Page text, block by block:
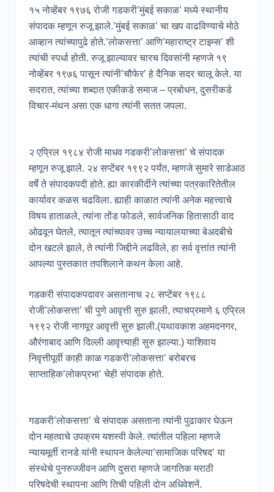
१५ नोव्हेंबर १९७६ रोजी गडकरी’मुंबई सकाळ’ मध्ये स्थानीय
संपादक म्हणून रुजू झाले.’मुंबई सकाळ’ चा खप वाढविण्याचे मोठे
आव्हान त्यांच्यापुढे होते.’लोकसत्ता’ आणि’महाराष्ट्र टाइम्स’ शी
त्यांची स्पर्धा होती. रुजू झाल्यावर चारच दिवसांनी म्हणजे १९
नोव्हेंबर १९७६ पासून त्यांनी’चौफेर’ हे दैनिक सदर चालू केले. या
सदरात, त्यांच्या शब्दात एकीकडे समाज – प्रबोधन, दुसरीकडे
विचार-मंथन असा एक धागा त्यांनी सतत जपला.
२ एप्रिल १९८४ रोजी माधव गडकरी’लोकसत्ता’ चे संपादक
म्हणून रुजू झाले. २४ सप्टेंबर १९९२ पर्यंत, म्हणजे सुमारे साडेआठ
वर्षे ते संपादकपदी होते. ह्या कारकीर्दीने त्यांच्या पत्रकारितेतील
कार्यावर कळस चढविला. ह्याही काळात त्यांनी अनेक महत्त्वाचे
विषय हाताळले, त्यांना तोंड फोडले, सार्वजनिक हितासाठी वाद
ओढवून घेतले, त्यातून त्यांच्यावर उच्च न्यायालयाच्या बेअदबीचे
दोन खटले झाले, ते त्यांनी जिद्दीने लढविले, हा सर्व वृत्तांत त्यांनी
आपल्या पुस्तकात तपशिलाने कथन केला आहे.
गडकरी संपादकपदावर असतानाच २८ सप्टेंबर १९८८
रोजी’लोकसत्ता’ ची पुणे आवृत्ती सुरु झाली, त्याचप्रमाणे ६ एप्रिल
१९९२ रोजी नागपूर आवृत्ती सुरु झाली.(यथावकाश अहमदनगर,
औरंगाबाद आणि दिल्ली आवृत्त्याही सुरु झाल्या.) याशिवाय
निवृत्तीपूर्वी काही काळ गडकरी’लोकसत्ता’ बरोबरच
साप्ताहिक’लोकप्रभा’ चेही संपादक होते.
गडकरी’लोकसत्ता’ चे संपादक असताना त्यांनी पुढाकार घेऊन
दोन महत्वाचे उपक्रम यशस्वी केले. त्यांतील पहिला म्हणजे
न्यायमूर्ती रानडे यांनी स्थापन केलेल्या’सामाजिक परिषद’ या
संस्थेचे पुनरुज्जीवन आणि दुसरा म्हणजे जागतिक मराठी
परिषदेची स्थापना आणि तिची पहिली दोन अधिवेशनें.